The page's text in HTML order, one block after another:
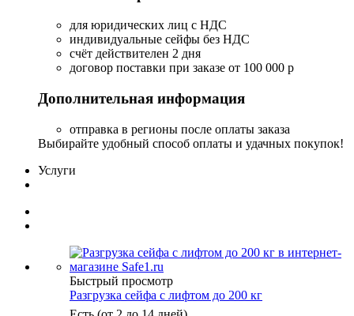
для юридических лиц с НДС
индивидуальные сейфы без НДС
счёт действителен 2 дня
договор поставки при заказе от 100 000 р
Дополнительная информация
отправка в регионы после оплаты заказа
Выбирайте удобный способ оплаты и удачных покупок!
Услуги
Быстрый просмотр
Разгрузка сейфа с лифтом до 200 кг